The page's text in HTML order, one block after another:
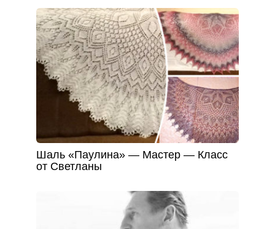
Шаль «Паулина» — Мастер — Класс
от Светланы